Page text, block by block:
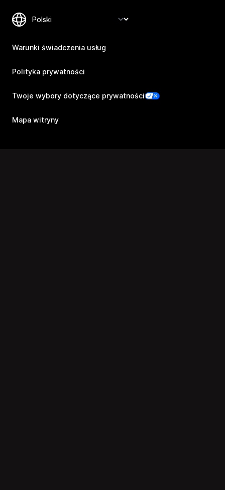
Warunki świadczenia usług
Polityka prywatności
Twoje wybory dotyczące prywatności
Mapa witryny